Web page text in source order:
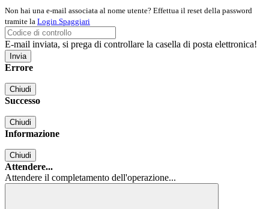
Non hai una e-mail associata al nome utente? Effettua il reset della password
tramite la Login Spaggiari
E-mail inviata, si prega di controllare la casella di posta elettronica!
Errore
Chiudi
Successo
Chiudi
Informazione
Chiudi
Attendere...
Attendere il completamento dell'operazione...